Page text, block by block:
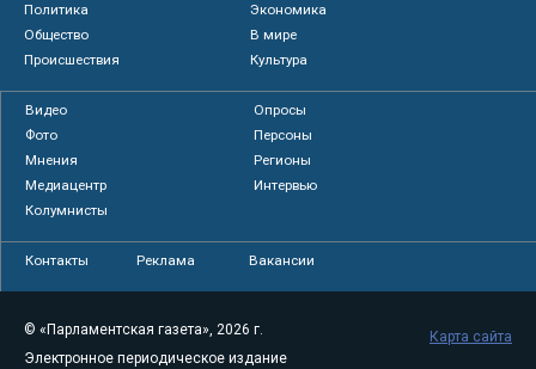
Политика
Экономика
Общество
В мире
Происшествия
Культура
Видео
Опросы
Фото
Персоны
Мнения
Регионы
Медиацентр
Интервью
Колумнисты
Контакты Реклама Вакансии
© «Парламентская газета», 2026 г.
Электронное периодическое издание
Карта сайта